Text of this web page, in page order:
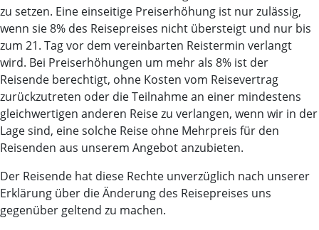
zu setzen. Eine einseitige Preiserhöhung ist nur zulässig,
wenn sie 8% des Reisepreises nicht übersteigt und nur bis
zum 21. Tag vor dem vereinbarten Reistermin verlangt
wird. Bei Preiserhöhungen um mehr als 8% ist der
Reisende berechtigt, ohne Kosten vom Reisevertrag
zurückzutreten oder die Teilnahme an einer mindestens
gleichwertigen anderen Reise zu verlangen, wenn wir in der
Lage sind, eine solche Reise ohne Mehrpreis für den
Reisenden aus unserem Angebot anzubieten.
Der Reisende hat diese Rechte unverzüglich nach unserer
Erklärung über die Änderung des Reisepreises uns
gegenüber geltend zu machen.